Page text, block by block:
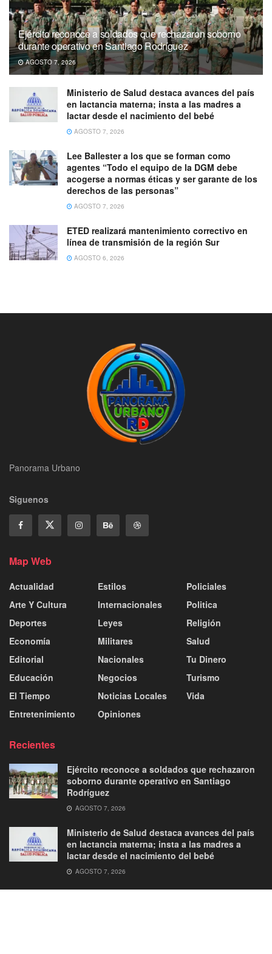
Ejército reconoce a soldados que rechazaron soborno
durante operativo en Santiago Rodríguez
AGOSTO 7, 2026
Ministerio de Salud destaca avances del país
en lactancia materna; insta a las madres a
lactar desde el nacimiento del bebé
AGOSTO 7, 2026
Lee Ballester a los que se forman como
agentes “Todo el equipo de la DGM debe
acogerse a normas éticas y ser garante de los
derechos de las personas”
AGOSTO 7, 2026
ETED realizará mantenimiento correctivo en
línea de transmisión de la región Sur
AGOSTO 6, 2026
Panorama Urbano
Siguenos
Map Web
Actualidad
Arte Y Cultura
Deportes
Economía
Editorial
Educación
El Tiempo
Entretenimiento
Estilos
Internacionales
Leyes
Militares
Nacionales
Negocios
Noticias Locales
Opiniones
Policiales
Politica
Religión
Salud
Tu Dinero
Turismo
Vida
Recientes
Ejército reconoce a soldados que rechazaron
soborno durante operativo en Santiago
Rodríguez
AGOSTO 7, 2026
Ministerio de Salud destaca avances del país
en lactancia materna; insta a las madres a
lactar desde el nacimiento del bebé
AGOSTO 7, 2026